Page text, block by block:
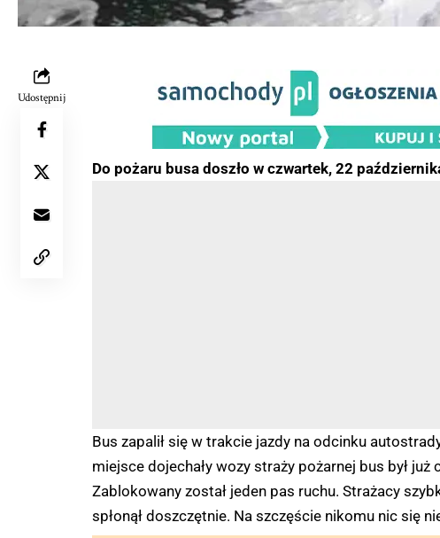
Udostępnij
Do pożaru busa doszło w czwartek, 22
Bus zapalił się w trakcie jazdy na odcinku
miejsce dojechały wozy straży pożarnej bus był
Zablokowany został jeden pas ruchu. Strażacy
spłonął doszczętnie. Na szczęście nikomu nic się